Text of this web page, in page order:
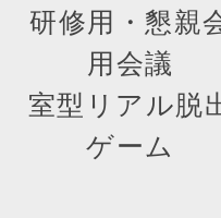
研修用・懇親
用会議
室型リアル脱
ゲーム